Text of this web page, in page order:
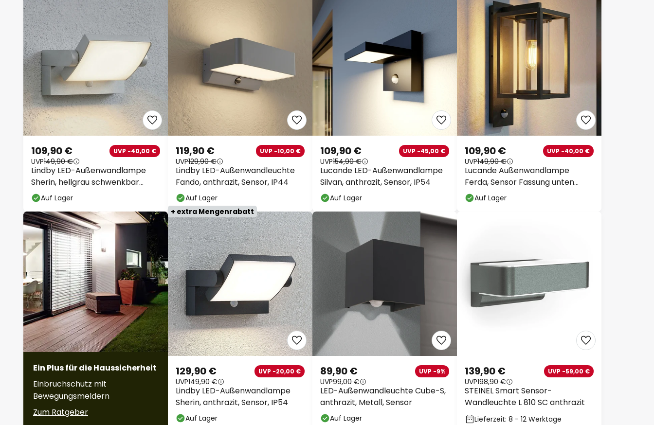
Lindby LED-Außenwandlampe
Sherin, hellgrau schwenkbar
Sensor
109,90 € UVP -40,00 €
UVP149,90 €
Auf Lager
Lindby LED-Außenwandleuchte
Fando, anthrazit, Sensor, IP44
119,90 € UVP -10,00 €
UVP129,90 €
Auf Lager
Lucande LED-Außenwandlampe
Silvan, anthrazit, Sensor, IP54
109,90 € UVP -45,00 €
UVP154,90 €
Auf Lager
Lucande Außenwandlampe
Ferda, Sensor Fassung unten
anthrazit
109,90 € UVP -40,00 €
UVP149,90 €
Auf Lager
Ein Plus für die Haussicherheit
Einbruchschutz mit
Bewegungsmeldern
Zum Ratgeber
+ extra Mengenrabatt
Lindby LED-Außenwandlampe
Sherin, anthrazit, Sensor, IP54
129,90 € UVP -20,00 €
UVP149,90 €
Auf Lager
LED-Außenwandleuchte Cube-S,
anthrazit, Metall, Sensor
89,90 € UVP -9%
UVP99,00 €
Auf Lager
STEINEL Smart Sensor-
Wandleuchte L 810 SC anthrazit
139,90 € UVP -59,00 €
UVP198,90 €
Lieferzeit: 8 - 12 Werktage